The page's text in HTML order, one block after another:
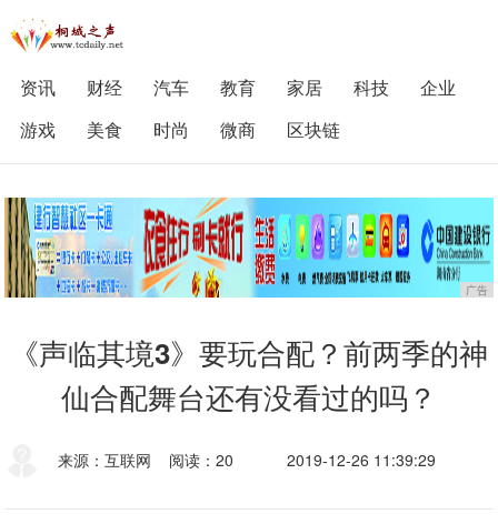
资讯 财经 汽车 教育 家居 科技
企业
游戏
美食 时尚 微商 区块链
广告
《声临其境3》要玩合配？前两季的神
仙合配舞台还有没看过的吗？
来源：互联网 阅读：20 2019-12-26 11:39:29